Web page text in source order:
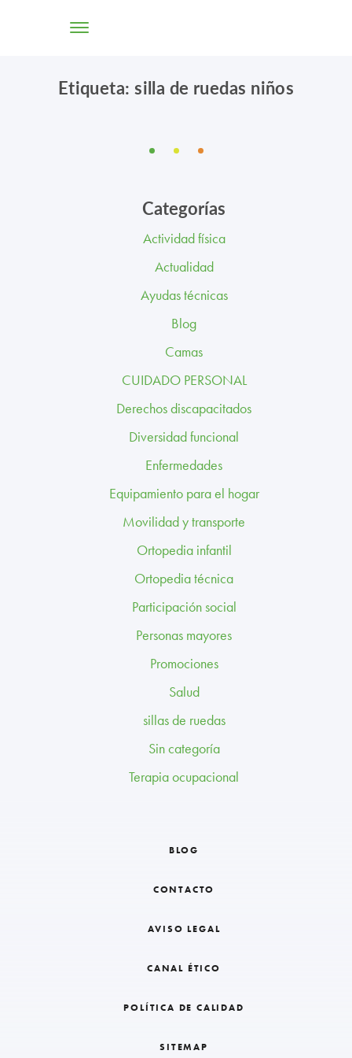
TIENDA ONLINE
CENTROS
PROFESIONALES
BLOG
CONTACTO
CANAL ÉTICO
Etiqueta: silla de ruedas niños
Categorías
Actividad física
Actualidad
Ayudas técnicas
Blog
Camas
CUIDADO PERSONAL
Derechos discapacitados
Diversidad funcional
Enfermedades
Equipamiento para el hogar
Movilidad y transporte
Ortopedia infantil
Ortopedia técnica
Participación social
Personas mayores
Promociones
Salud
sillas de ruedas
Sin categoría
Terapia ocupacional
BLOG
CONTACTO
AVISO LEGAL
CANAL ÉTICO
POLÍTICA DE CALIDAD
SITEMAP